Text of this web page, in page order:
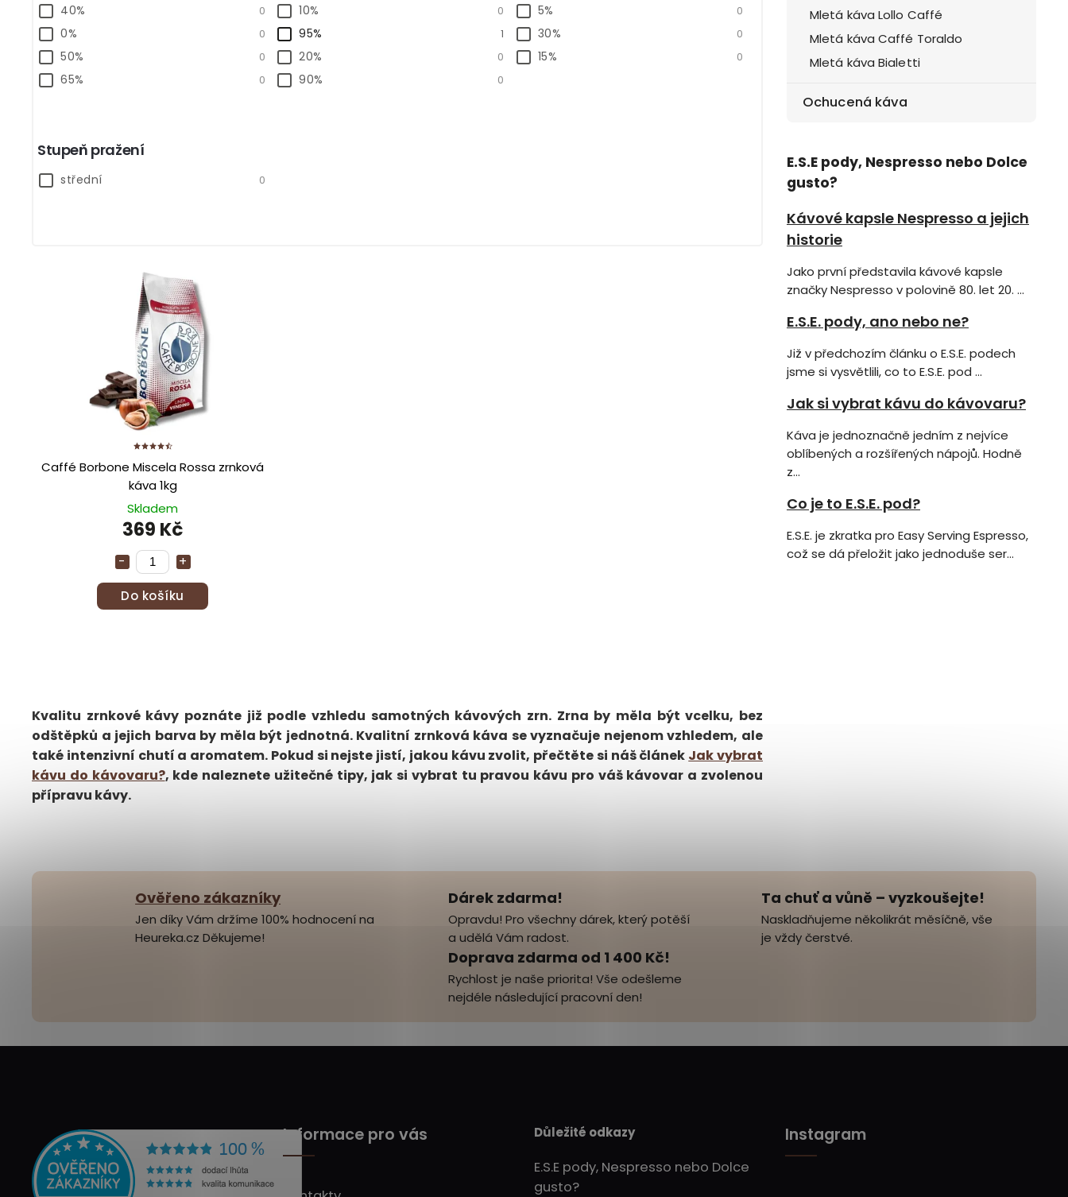
Mletá káva Lollo Caffé
Mletá káva Caffé Toraldo
Mletá káva Bialetti
Ochucená káva
E.S.E pody, Nespresso nebo Dolce
gusto?
Kávové kapsle Nespresso a jejich
historie
Jako první představila kávové kapsle
značky Nespresso v polovině 80. let 20. ...
E.S.E. pody, ano nebo ne?
Již v předchozím článku o E.S.E. podech
jsme si vysvětlili, co to E.S.E. pod ...
Jak si vybrat kávu do kávovaru?
Káva je jednoznačně jedním z nejvíce
oblíbených a rozšířených nápojů. Hodně
z...
Co je to E.S.E. pod?
E.S.E. je zkratka pro Easy Serving Espresso,
což se dá přeložit jako jednoduše ser...
40% 0 10% 0 5% 0
0% 0 95% 1 30% 0
50% 0 20% 0 15% 0
65% 0 90% 0
Stupeň pražení
střední 0
Caffé Borbone Miscela Rossa zrnková
káva 1kg
Skladem
369 Kč
Do košíku
Kvalitu zrnkové kávy poznáte již podle vzhledu samotných kávových zrn. Zrna by měla být vcelku, bez
odštěpků a jejich barva by měla být jednotná. Kvalitní zrnková káva se vyznačuje nejenom vzhledem, ale
také intenzivní chutí a aromatem. Pokud si nejste jistí, jakou kávu zvolit, přečtěte si náš článek Jak vybrat
kávu do kávovaru?, kde naleznete užitečné tipy, jak si vybrat tu pravou kávu pro váš kávovar a zvolenou
přípravu kávy.
Ověřeno zákazníky
Jen díky Vám držíme 100% hodnocení na
Heureka.cz Děkujeme!
Dárek zdarma!
Opravdu! Pro všechny dárek, který potěší
a udělá Vám radost.
Ta chuť a vůně – vyzkoušejte!
Naskladňujeme několikrát měsíčně, vše
je vždy čerstvé.
Doprava zdarma od 1 400 Kč!
Rychlost je naše priorita! Vše odešleme
nejdéle následující pracovní den!
Informace pro vás Důležité odkazy
E.S.E pody, Nespresso nebo Dolce
gusto?
Instagram